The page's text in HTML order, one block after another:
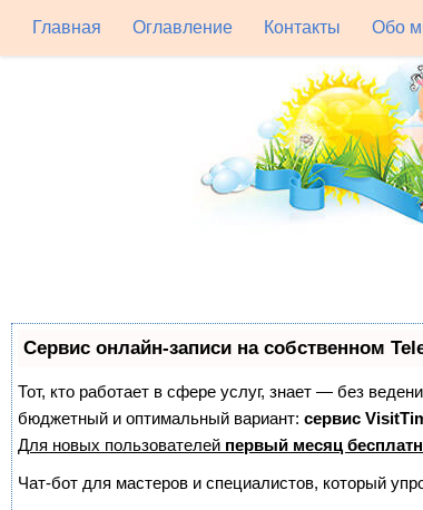
Главная Оглавление Контакты Обо
Сервис онлайн-записи на собственном
Тот, кто работает в сфере услуг, знает — без
бюджетный и оптимальный вариант: сервис
Для новых пользователей первый месяц
Чат-бот для мастеров и специалистов, который